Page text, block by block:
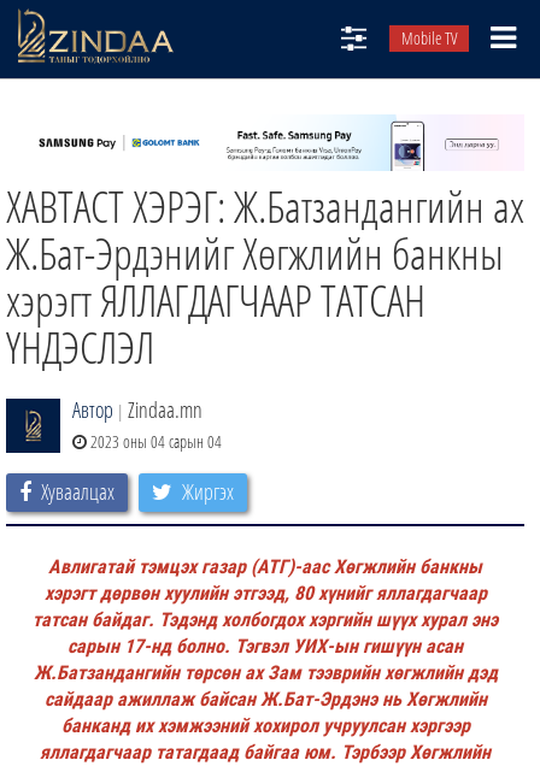
Mobile TV
ТВ8
ӨГЛӨӨНИЙ СОНИН
АУДИО ЗОХИОЛ
ЗИНДАА СЭТГҮҮЛ
ХАВТАСТ ХЭРЭГ: Ж.Батзандангийн ах
Ж.Бат-Эрдэнийг Хөгжлийн банкны
хэрэгт ЯЛЛАГДАГЧААР ТАТСАН
ҮНДЭСЛЭЛ
Автор | Zindaa.mn
2023 оны 04 сарын 04
Хуваалцах Жиргэх
Авлигатай тэмцэх газар (АТГ)-аас Хөгжлийн банкны
хэрэгт дөрвөн хуулийн этгээд, 80 хүнийг яллагдагчаар
татсан байдаг. Тэдэнд холбогдох хэргийн шүүх хурал энэ
сарын 17-нд болно. Тэгвэл УИХ-ын гишүүн асан
Ж.Батзандангийн төрсөн ах Зам тээврийн хөгжлийн дэд
сайдаар ажиллаж байсан Ж.Бат-Эрдэнэ нь Хөгжлийн
банканд их хэмжээний хохирол учруулсан хэргээр
яллагдагчаар татагдаад байгаа юм. Тэрбээр Хөгжлийн